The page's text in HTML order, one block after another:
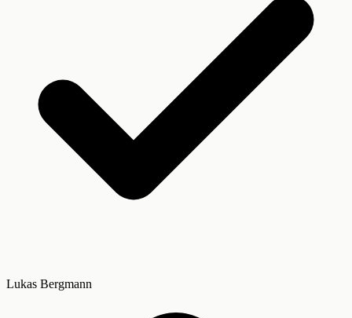
Lukas Bergmann